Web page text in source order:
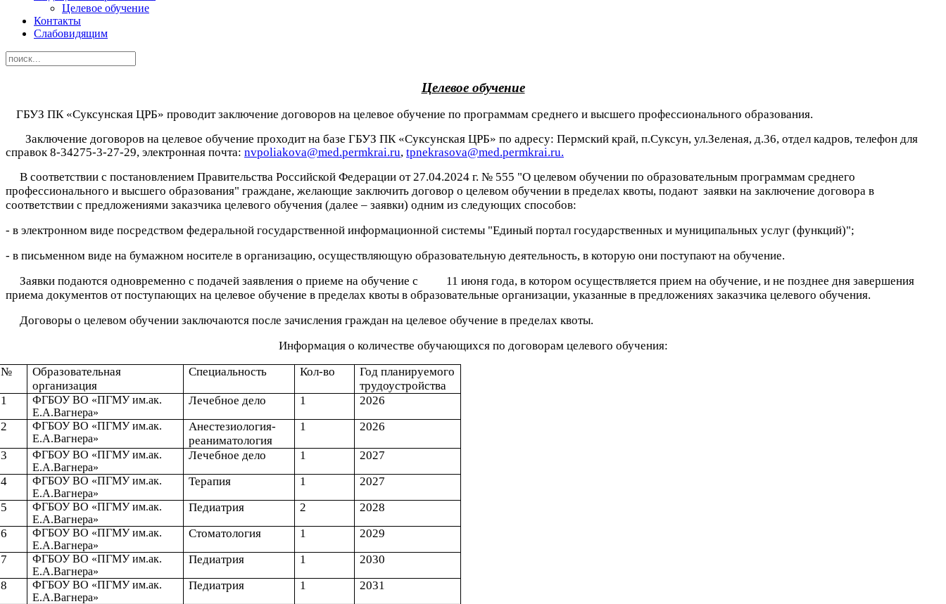
Целевое обучение
Контакты
Слабовидящим
Целевое обучение
ГБУЗ ПК «Суксунская ЦРБ» проводит заключение договоров на целевое обучение по программам среднего и высшего профессионального образования.
Заключение договоров на целевое обучение проходит на базе ГБУЗ ПК «Суксунская ЦРБ» по адресу: Пермский край, п.Суксун, ул.Зеленая, д.36, отдел кадров, телефон для
справок 8-34275-3-27-29, электронная почта: nvpoliakova@med.permkrai.ru, tpnekrasova@med.permkrai.ru.
В соответствии с постановлением Правительства Российской Федерации от 27.04.2024 г. № 555 "О целевом обучении по образовательным программам среднего
профессионального и высшего образования" граждане, желающие заключить договор о целевом обучении в пределах квоты, подают заявки на заключение договора в
соответствии с предложениями заказчика целевого обучения (далее – заявки) одним из следующих способов:
- в электронном виде посредством федеральной государственной информационной системы "Единый портал государственных и муниципальных услуг (функций)";
- в письменном виде на бумажном носителе в организацию, осуществляющую образовательную деятельность, в которую они поступают на обучение.
Заявки подаются одновременно с подачей заявления о приеме на обучение с 11 июня года, в котором осуществляется прием на обучение, и не позднее дня завершения
приема документов от поступающих на целевое обучение в пределах квоты в образовательные организации, указанные в предложениях заказчика целевого обучения.
Договоры о целевом обучении заключаются после зачисления граждан на целевое обучение в пределах квоты.
Информация о количестве обучающихся по договорам целевого обучения:
№
Образовательная
организация
Специальность Кол-во
Год планируемого
трудоустройства
1
ФГБОУ ВО «ПГМУ им.ак.
Е.А.Вагнера»
Лечебное дело 1
2026
2
ФГБОУ ВО «ПГМУ им.ак.
Е.А.Вагнера»
Анестезиология-
реаниматология
1 2026
3
ФГБОУ ВО «ПГМУ им.ак.
Е.А.Вагнера»
Лечебное дело 1
2027
4
ФГБОУ ВО «ПГМУ им.ак.
Е.А.Вагнера»
Терапия 1
2027
5
ФГБОУ ВО «ПГМУ им.ак.
Е.А.Вагнера»
Педиатрия 2
2028
6
ФГБОУ ВО «ПГМУ им.ак.
Е.А.Вагнера»
Стоматология 1
2029
7
ФГБОУ ВО «ПГМУ им.ак.
Е.А.Вагнера»
Педиатрия 1
2030
8
ФГБОУ ВО «ПГМУ им.ак.
Е.А.Вагнера»
Педиатрия 1
2031